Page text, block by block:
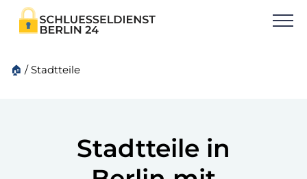
🏠 /Stadtteile
Stadtteile in